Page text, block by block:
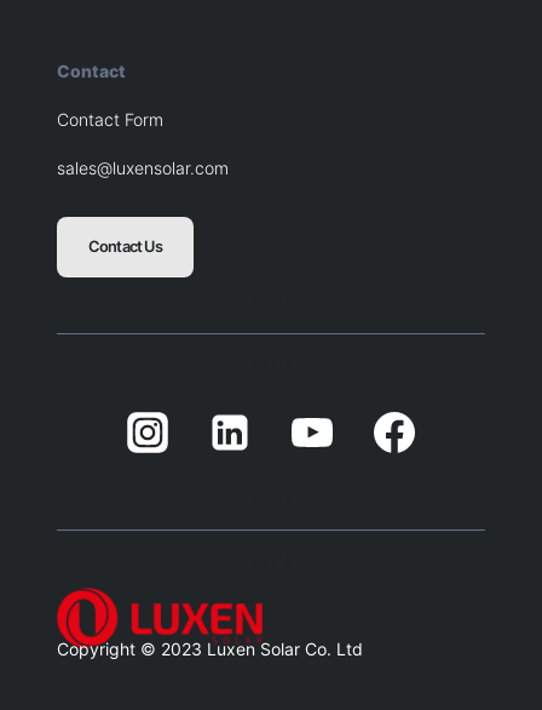
Contact
Contact Form
sales@luxensolar.com
Contact Us
Copyright © 2023 Luxen Solar Co. Ltd